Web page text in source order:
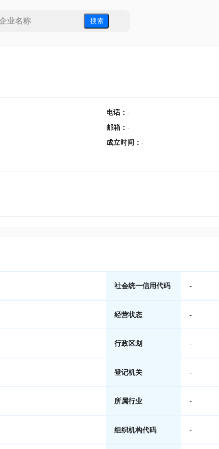
搜 索
电话： -
邮箱 ： -
成立时间 ： -
社会统一信用代码 -
经营状态 -
行政区划 -
登记机关 -
所属行业 -
组织机构代码 -